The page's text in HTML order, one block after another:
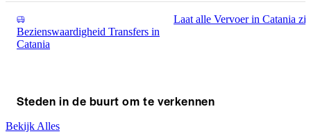
Bezienswaardigheid Transfers in
Catania
Laat alle Vervoer in Catania
Steden in de buurt om te verkennen
Bekijk Alles